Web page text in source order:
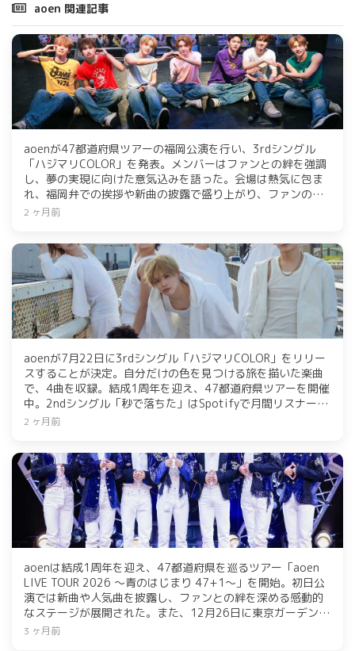
aoen 関連記事
aoenが47都道府県ツアーの福岡公演を行い、3rdシングル
「ハジマリCOLOR」を発表。メンバーはファンとの絆を強調
し、夢の実現に向けた意気込みを語った。会場は熱気に包ま
れ、福岡弁での挨拶や新曲の披露で盛り上がり、ファンの応
援を受けてさらなる挑戦を誓った。
2 ヶ月前
aoenが7月22日に3rdシングル「ハジマリCOLOR」をリリー
スすることが決定。自分だけの色を見つける旅を描いた楽曲
で、4曲を収録。結成1周年を迎え、47都道府県ツアーを開催
中。2ndシングル「秒で落ちた」はSpotifyで月間リスナー数
がデビュー時の約2倍に増加し、人気を博している。aoen
2 ヶ月前
aoenは結成1周年を迎え、47都道府県を巡るツアー「aoen
LIVE TOUR 2026 ～青のはじまり 47+1～」を開始。初日公
演では新曲や人気曲を披露し、ファンとの絆を深める感動的
なステージが展開された。また、12月26日に東京ガーデンシ
アターでの追加公演も発表。メンバーはそれぞれの思いを語
3 ヶ月前